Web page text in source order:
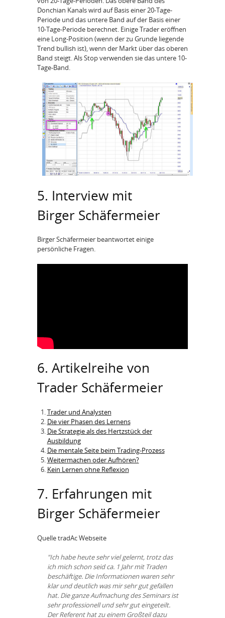
Donchian Kanals wird auf Basis einer 20-Tage-
Periode und das untere Band auf der Basis einer
10-Tage-Periode berechnet. Einige Trader eröffnen
eine Long-Position (wenn der zu Grunde liegende
Trend bullish ist), wenn der Markt über das oberen
Band steigt. Als Stop verwenden sie das untere 10-
Tage-Band.
5. Interview mit
Birger Schäfermeier
Birger Schäfermeier beantwortet einige
persönliche Fragen.
6. Artikelreihe von
Trader Schäfermeier
Trader und Analysten
Die vier Phasen des Lernens
Die Strategie als des Hertzstück der
Ausbildung
Die mentale Seite beim Trading-Prozess
Weitermachen oder Aufhören?
Kein Lernen ohne Reflexion
7. Erfahrungen mit
Birger Schäfermeier
Quelle tradAc Webseite
"Ich habe heute sehr viel gelernt, trotz das
ich mich schon seid ca. 1 Jahr mit Traden
beschäftige. Die Informationen waren sehr
klar und deutlich was mir sehr gut gefallen
hat. Die ganze Aufmachung des Seminars ist
sehr professionell und sehr gut eingeteilt.
Der Referent hat zu einem Großteil dazu